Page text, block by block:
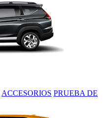
ACCESORIOS PRUEBA DE